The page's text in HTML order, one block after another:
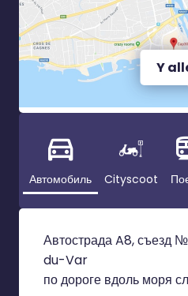
Y
Автомобиль Cityscoot
Автострада A8,
du-Var
по дороге вдоль моря